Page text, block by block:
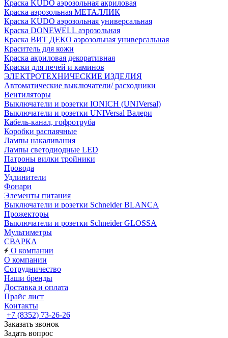
Краска KUDO аэрозольная акриловая
Краска аэрозольная МЕТАЛЛИК
Краска KUDO аэрозольная универсальная
Краска DONEWELL аэрозольная
Краска ВИТ ДЕКО аэрозольная универсальная
Краситель для кожи
Краска акриловая декоративная
Краски для печей и каминов
ЭЛЕКТРОТЕХНИЧЕСКИЕ ИЗДЕЛИЯ
Автоматические выключатели/ расходники
Вентиляторы
Выключатели и розетки IONICH (UNIVersal)
Выключатели и розетки UNIVersal Валери
Кабель-канал, гофротруба
Коробки распаячные
Лампы накаливания
Лампы светодиодные LED
Патроны вилки тройники
Провода
Удлинители
Фонари
Элементы питания
Выключатели и розетки Schneider BLANCA
Прожекторы
Выключатели и розетки Schneider GLOSSA
Мультиметры
СВАРКА
О компании
О компании
Сотрудничество
Наши бренды
Доставка и оплата
Прайс лист
Контакты
+7 (8352) 73-26-26
Заказать звонок
Задать вопрос